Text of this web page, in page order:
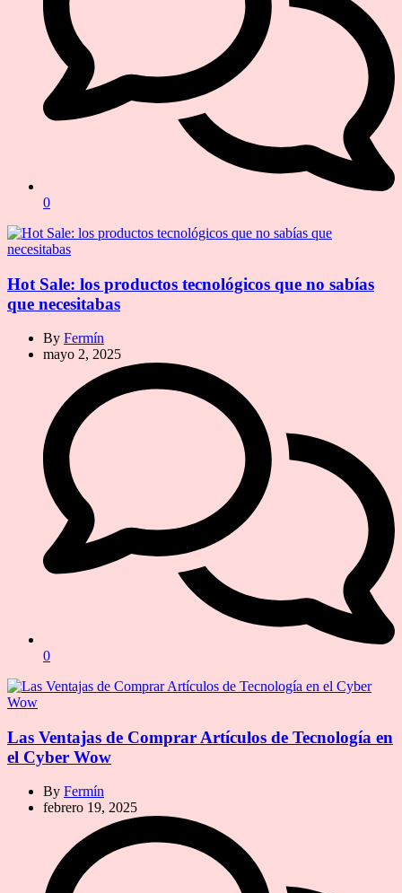
0
Hot Sale: los productos tecnológicos que no sabías
que necesitabas
By Fermín
mayo 2, 2025
0
Las Ventajas de Comprar Artículos de Tecnología en
el Cyber Wow
By Fermín
febrero 19, 2025